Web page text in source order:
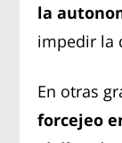
la
impedir la
En otras
forcejeo